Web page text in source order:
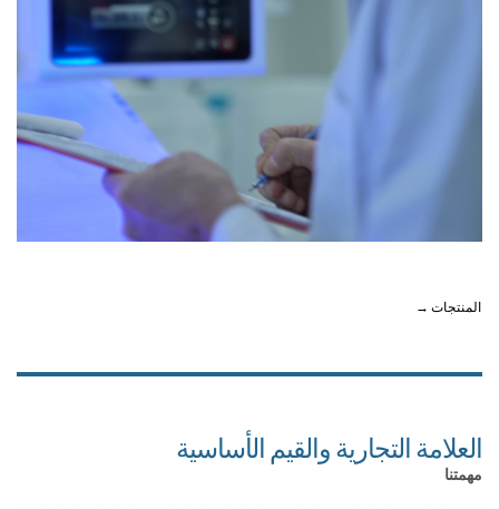
المنتجات →
العلامة التجارية والقيم الأساسية
مهمتنا